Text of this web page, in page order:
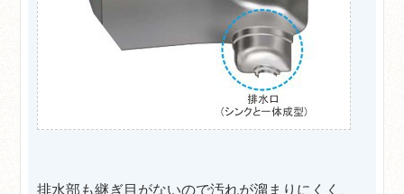
排水部も継ぎ目がないので汚れが溜まりにくく、